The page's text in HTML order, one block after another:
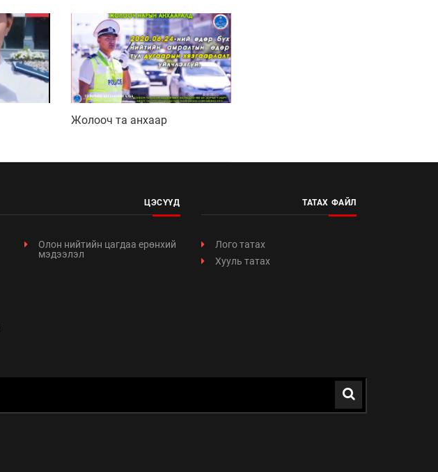
Жолооч та анхаар
ЦЭСҮҮД
Олон нийтийн цагдаа ерөнхий
мэдээлэл
ТАТАХ ФАЙЛ
Лого татах
Хууль татах